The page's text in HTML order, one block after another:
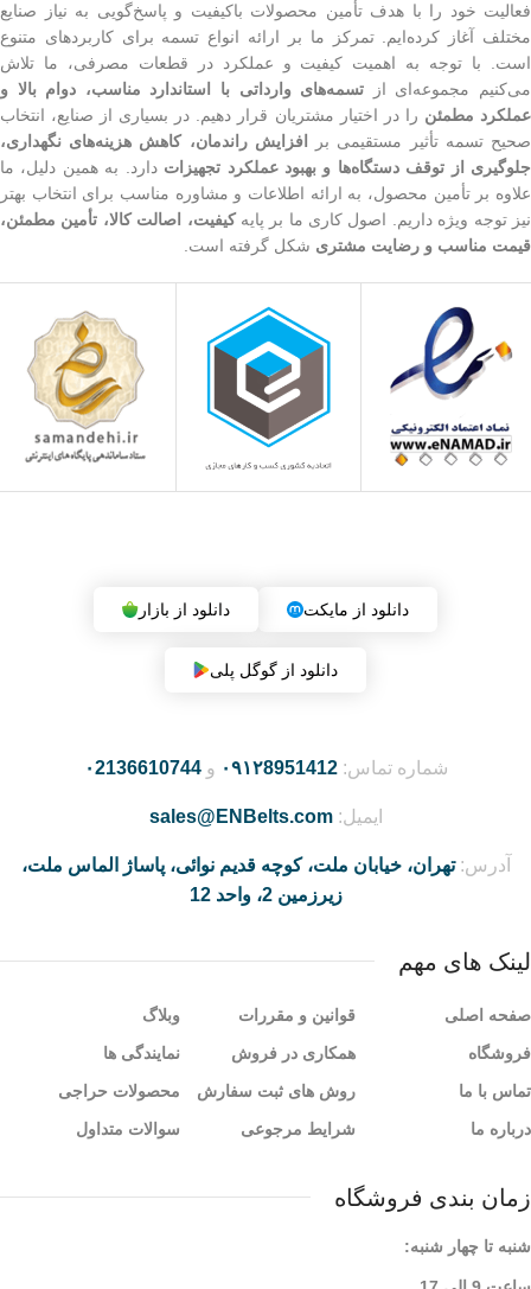
فعالیت خود را با هدف تأمین محصولات باکیفیت و پاسخ‌گویی به نیاز صنایع
مختلف آغاز کرده‌ایم. تمرکز ما بر ارائه انواع تسمه برای کاربردهای متنوع
است. با توجه به اهمیت کیفیت و عملکرد در قطعات مصرفی، ما تلاش
می‌کنیم مجموعه‌ای از تسمه‌های وارداتی با استاندارد مناسب، دوام بالا و
عملکرد مطمئن را در اختیار مشتریان قرار دهیم. در بسیاری از صنایع، انتخاب
صحیح تسمه تأثیر مستقیمی بر
افزایش راندمان، کاهش هزینه‌های نگهداری،
جلوگیری از توقف دستگاه‌ها و بهبود عملکرد تجهیزات دارد. به همین دلیل، ما
علاوه بر تأمین محصول، به ارائه اطلاعات و مشاوره مناسب برای انتخاب بهتر
نیز توجه ویژه داریم. اصول کاری ما بر پایهکیفیت، اصالت کالا، تأمین مطمئن،
قیمت مناسب و رضایت مشتری شکل گرفته است.
دانلود از مایکت دانلود از بازار
دانلود از گوگل پلی
شماره تماس:۰۹۱۲8951412 و۰2136610744
ایمیل:sales@ENBelts.com
آدرس:تهران، خیابان ملت، کوچه قدیم نوائی، پاساژ الماس ملت،
زیرزمین 2، واحد 12
لینک های مهم
صفحه اصلی
فروشگاه
تماس با ما
درباره ما
قوانین و مقررات
همکاری در فروش
روش های ثبت سفارش
شرایط مرجوعی
وبلاگ
نمایندگی ها
محصولات حراجی
سوالات متداول
زمان بندی فروشگاه
شنبه تا چهار شنبه: